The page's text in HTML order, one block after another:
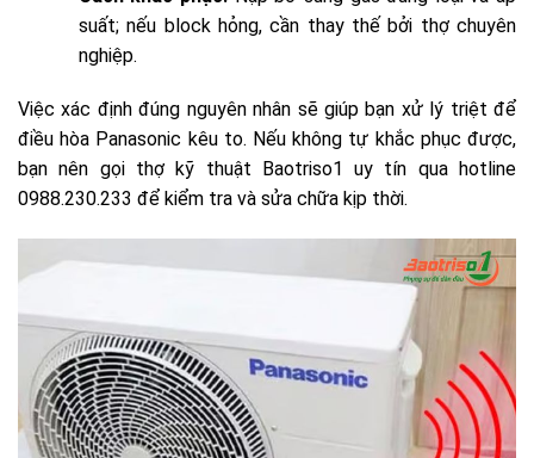
suất; nếu block hỏng, cần thay thế bởi thợ chuyên
nghiệp.
Việc xác định đúng nguyên nhân sẽ giúp bạn xử lý triệt để
điều hòa Panasonic kêu to. Nếu không tự khắc phục được,
bạn nên gọi thợ kỹ thuật Baotriso1 uy tín qua hotline
0988.230.233 để kiểm tra và sửa chữa kịp thời.